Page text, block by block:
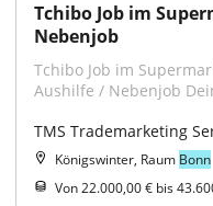
Tchibo Job im
Nebenjob
Tchibo Job im
Aushilfe / Nebenjob
TMS Trademarketing
Königswinter, Raum Bonn
Von 22.000,00 € bis